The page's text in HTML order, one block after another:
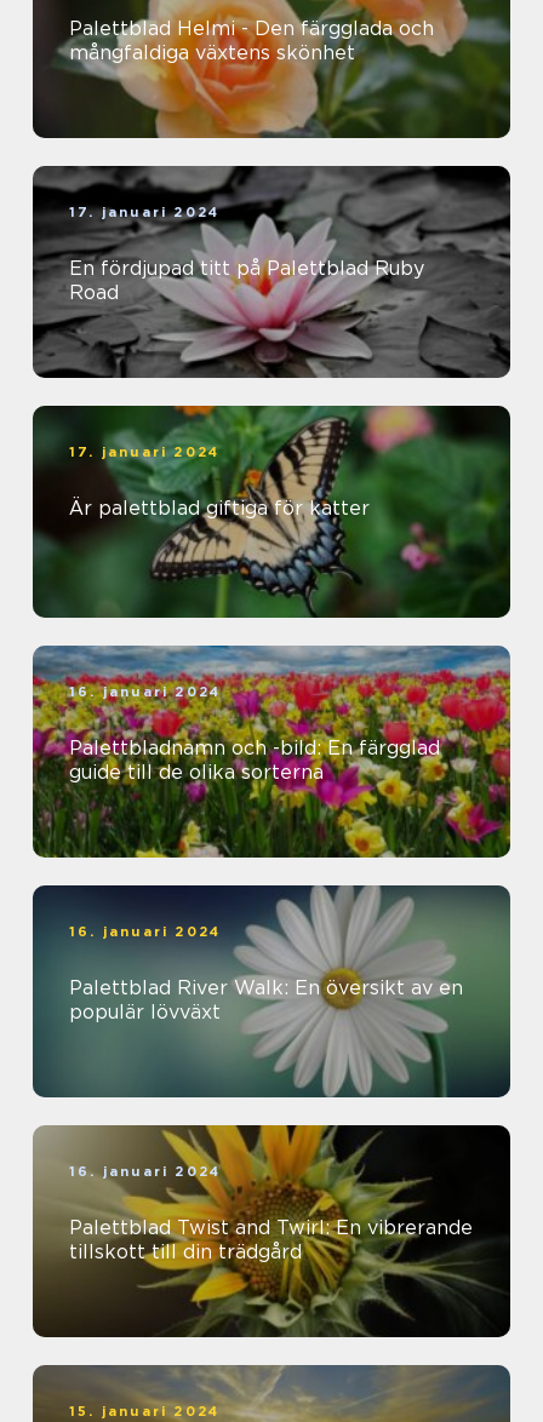
Palettblad Helmi - Den färgglada och
mångfaldiga växtens skönhet
17. januari 2024
En fördjupad titt på Palettblad Ruby
Road
17. januari 2024
Är palettblad giftiga för katter
16. januari 2024
Palettbladnamn och -bild: En färgglad
guide till de olika sorterna
16. januari 2024
Palettblad River Walk: En översikt av en
populär lövväxt
16. januari 2024
Palettblad Twist and Twirl: En vibrerande
tillskott till din trädgård
15. januari 2024